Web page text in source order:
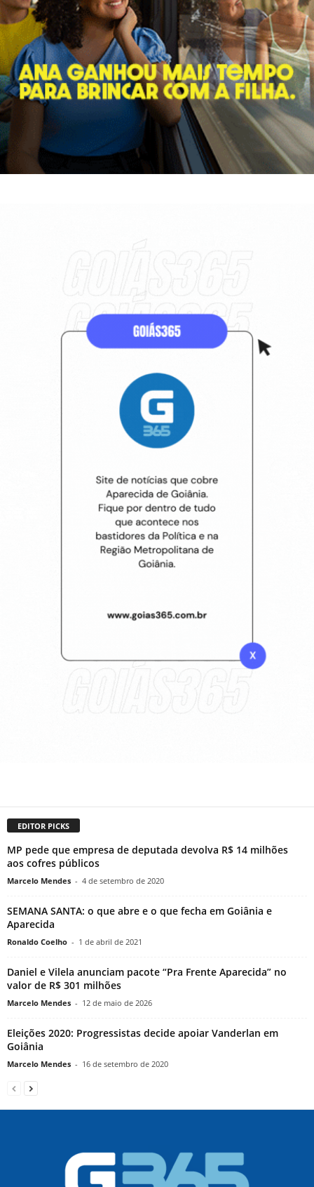
EDITOR PICKS
MP pede que empresa de deputada devolva R$ 14 milhões
aos cofres públicos
Marcelo Mendes - 4 de setembro de 2020
SEMANA SANTA: o que abre e o que fecha em Goiânia e
Aparecida
Ronaldo Coelho - 1 de abril de 2021
Daniel e Vilela anunciam pacote “Pra Frente Aparecida” no
valor de R$ 301 milhões
Marcelo Mendes - 12 de maio de 2026
Eleições 2020: Progressistas decide apoiar Vanderlan em
Goiânia
Marcelo Mendes - 16 de setembro de 2020